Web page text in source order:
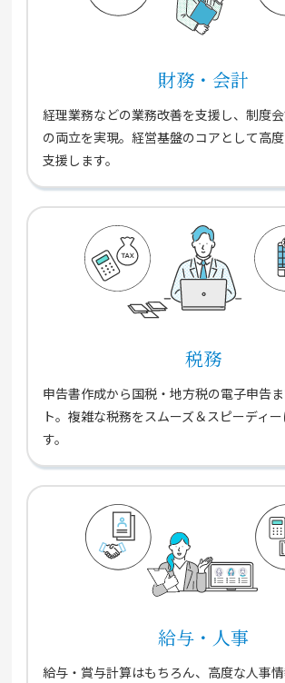
財務・会計
経理業務などの業務改善を支援し、制度
の両立を実現。経営基盤のコアとして高
支援します。
税務
申告書作成から国税・地方税の電子申告
ト。複雑な税務をスムーズ＆スピーディ
す。
給与・人事
給与・賞与計算はもちろん、高度な人事